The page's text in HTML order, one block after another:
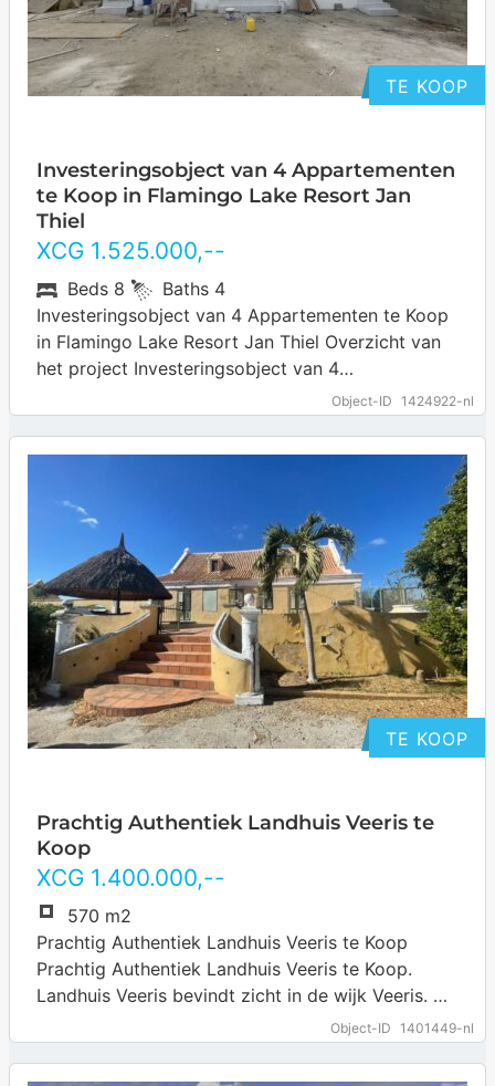
TE KOOP
Investeringsobject van 4 Appartementen
te Koop in Flamingo Lake Resort Jan
Thiel
XCG 1.525.000,--
Object-ID 1424922-nl
Beds 8 Baths 4
Investeringsobject van 4 Appartementen te Koop
in Flamingo Lake Resort Jan Thiel Overzicht van
het project Investeringsobject van 4
Appartementen te Koop in Flamingo Lake Resort
Jan Thiel.…
TE KOOP
Prachtig Authentiek Landhuis Veeris te
Koop
XCG 1.400.000,--
Object-ID 1401449-nl
570 m2
Prachtig Authentiek Landhuis Veeris te Koop
Prachtig Authentiek Landhuis Veeris te Koop.
Landhuis Veeris bevindt zicht in de wijk Veeris. De
wijk Veeris is centraal gelegen aan de…… more